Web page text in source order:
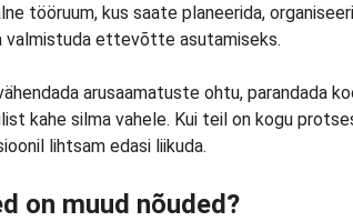
tööruum, kus saate planeerida,
valmistuda ettevõtte asutamiseks.
arusaamatuste ohtu, parandada
kahe silma vahele. Kui teil on kogu
lihtsam edasi liikuda.
on muud nõuded?